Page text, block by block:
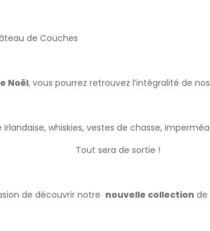
Noël, vous pourrez retrouvez l’intégralité de
irlandaise, whiskies, vestes de chasse,
Tout sera de sortie !
de découvrir notre nouvelle collection de